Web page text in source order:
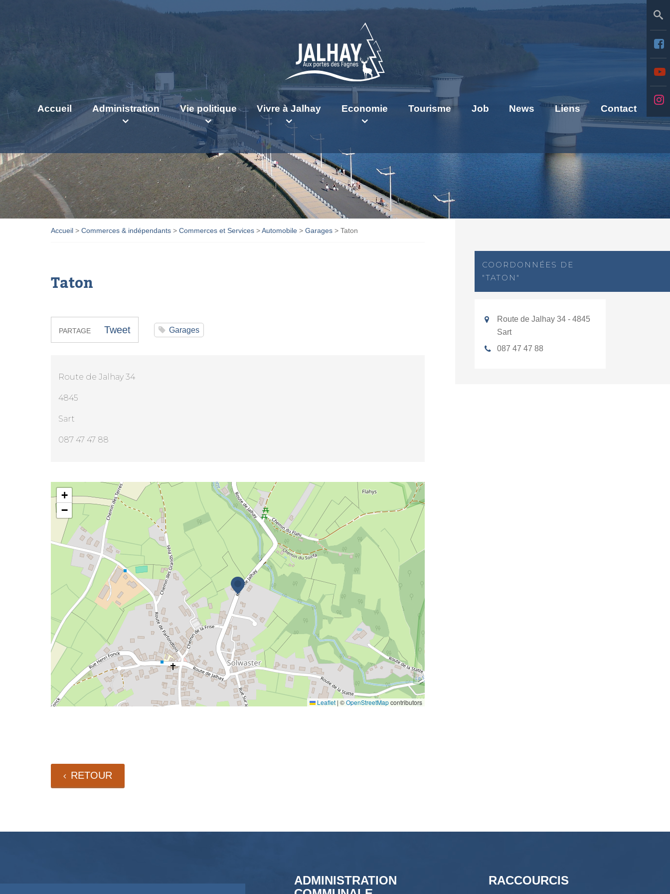
Accueil Administration Vie politique Vivre à Jalhay Economie Tourisme Job News Liens Contact
Accueil > Commerces & indépendants > Commerces et Services >Automobile > Garages > Taton
Taton
PARTAGE Tweet Garages
Route de Jalhay 34
4845
Sart
087 47 47 88
Taton
+
−
Leaflet | ©OpenStreetMapcontributors
RETOUR
COORDONNÉES DE
"TATON"
Route de Jalhay 34 - 4845
Sart
087 47 47 88
ADMINISTRATION
RACCOURCIS